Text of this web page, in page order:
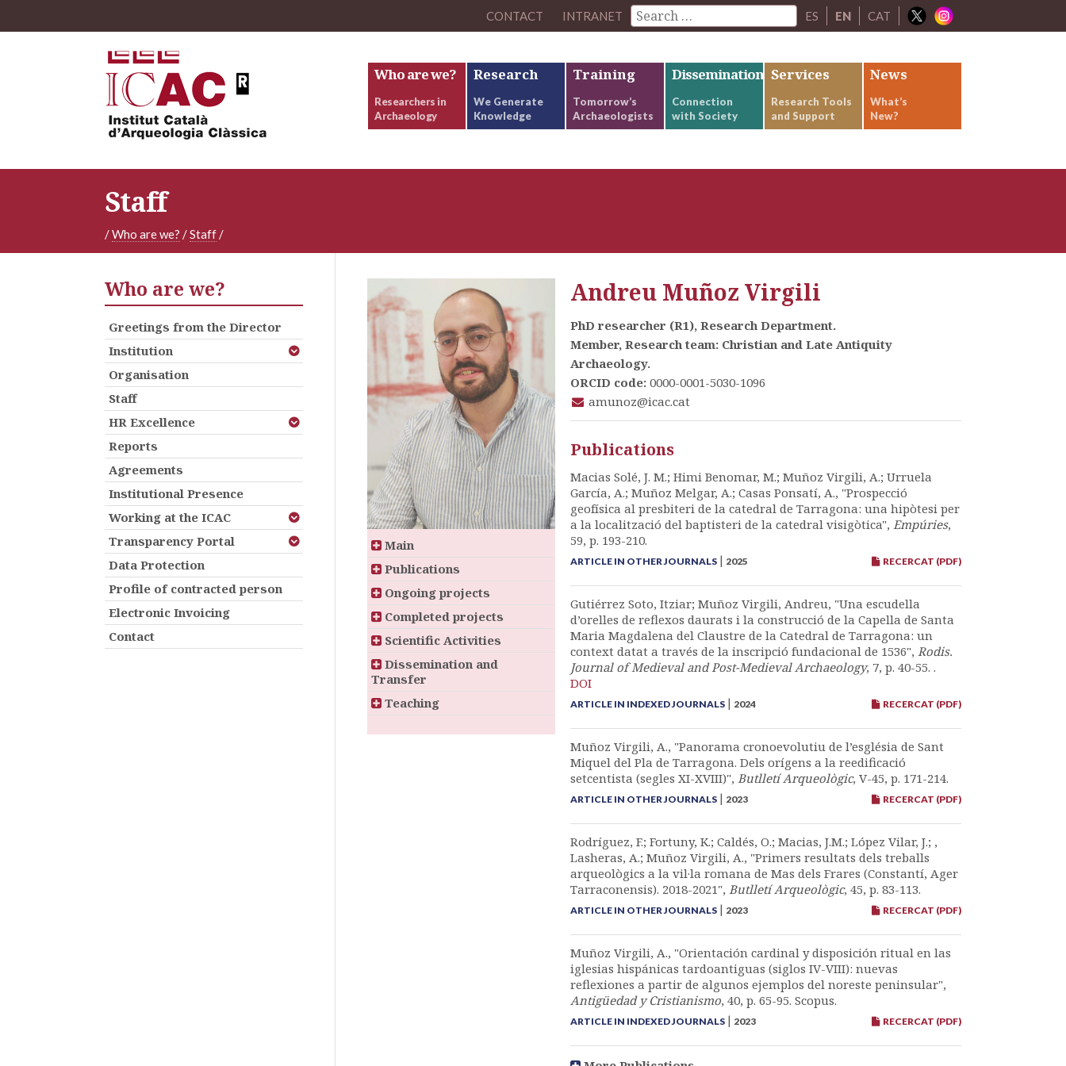
CONTACT INTRANET ES EN CAT
Who are we?
Researchers in
Archaeology
Research
We Generate
Knowledge
Training
Tomorrow’s
Archaeologists
Dissemination
Connection
with Society
Services
Research Tools
and Support
News
What’s
New?
Staff
/Who are we? /Staff/
Main
Publications
Ongoing projects
Completed projects
Scientific Activities
Dissemination and
Transfer
Teaching
Andreu Muñoz Virgili
PhD researcher (R1), Research Department.
Member, Research team: Christian and Late Antiquity
Archaeology.
ORCID code: 0000-0001-5030-1096
amunoz@icac.cat
Publications
Macias Solé, J. M.; Himi Benomar, M.; Muñoz Virgili, A.; Urruela
García, A.; Muñoz Melgar, A.; Casas Ponsatí, A., "Prospecció
geofísica al presbiteri de la catedral de Tarragona: una hipòtesi per
a la localització del baptisteri de la catedral visigòtica",Empúries,
59, p. 193-210.
RECERCAT (PDF)
ARTICLE IN OTHER JOURNALS | 2025
Gutiérrez Soto, Itziar; Muñoz Virgili, Andreu, "Una escudella
d’orelles de reflexos daurats i la construcció de la Capella de Santa
Maria Magdalena del Claustre de la Catedral de Tarragona: un
context datat a través de la inscripció fundacional de 1536",Rodis.
Journal of Medieval and Post-Medieval Archaeology, 7, p. 40-55. .
DOI
RECERCAT (PDF)
ARTICLE IN INDEXED JOURNALS | 2024
Muñoz Virgili, A., "Panorama cronoevolutiu de l’església de Sant
Miquel del Pla de Tarragona. Dels orígens a la reedificació
setcentista (segles XI-XVIII)",Butlletí Arqueològic, V-45, p. 171-214.
RECERCAT (PDF)
ARTICLE IN OTHER JOURNALS | 2023
Rodríguez, F.; Fortuny, K.; Caldés, O.; Macias, J.M.; López Vilar, J.; ,
Lasheras, A.; Muñoz Virgili, A., "Primers resultats dels treballs
arqueològics a la vil·la romana de Mas dels Frares (Constantí, Ager
Tarraconensis). 2018-2021",Butlletí Arqueològic, 45, p. 83-113.
RECERCAT (PDF)
ARTICLE IN OTHER JOURNALS | 2023
Muñoz Virgili, A., "Orientación cardinal y disposición ritual en las
iglesias hispánicas tardoantiguas (siglos IV-VIII): nuevas
reflexiones a partir de algunos ejemplos del noreste peninsular",
Antigüedad y Cristianismo, 40, p. 65-95. Scopus.
RECERCAT (PDF)
ARTICLE IN INDEXED JOURNALS | 2023
Who are we?
Greetings from the Director
Institution
Organisation
Staff
HR Excellence
Reports
Agreements
Institutional Presence
Working at the ICAC
Transparency Portal
Data Protection
Profile of contracted person
Electronic Invoicing
Contact